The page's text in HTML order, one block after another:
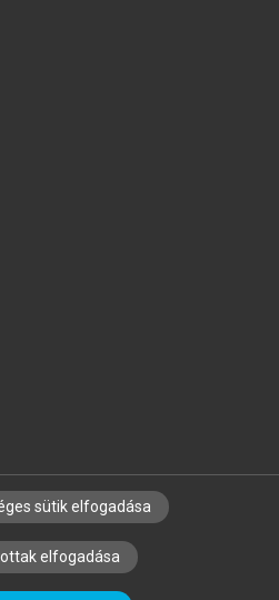
KÖNYVTÁROSOKNAK
LEKTORÁLÁSI ALAPELVEK
sütik elfogadása
elfogadása